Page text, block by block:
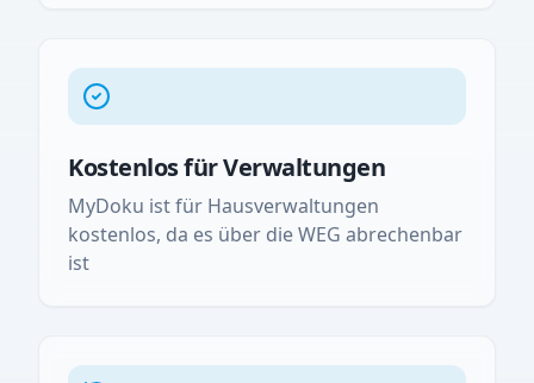
Kostenlos für Verwaltungen
MyDoku ist für Hausverwaltungen
kostenlos, da es über die WEG abrechenbar
ist